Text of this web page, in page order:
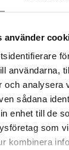
använder
användarna,
och analysera
sådana
enhet till de
som
kombinera
Marint Kollagen + Hyaluronsyra Ekonomipack 2x120k
kr